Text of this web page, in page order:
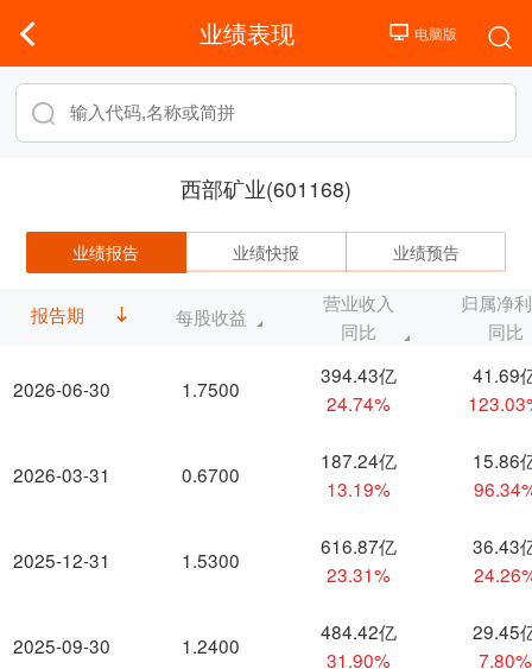
业绩表现
西部矿业(601168)
业绩报告 业绩快报 业绩预告
报告期
2026-06-30
2026-03-31
2025-12-31
2025-09-30
每股收益
营业收入
同比
归属净
同比
1.7500
394.43亿
24.74%
41.69
0.6700
187.24亿
13.19%
15.86
1.5300
616.87亿
23.31%
36.43
1.2400
484.42亿
31.90%
29.45
7.80%